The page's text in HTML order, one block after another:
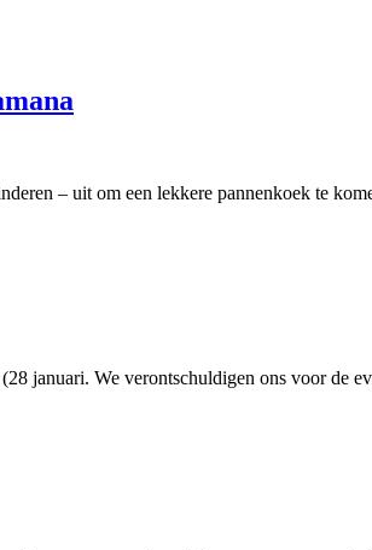
– uit om een lekkere pannenkoek te
januari. We verontschuldigen ons voor de